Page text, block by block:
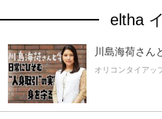
eltha
川島海荷さん
オリコンタイアッ